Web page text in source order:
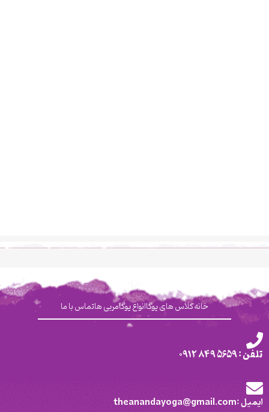
خانهکلاس های یوگاانواع یوگامربی هاتماس با ما
تلفن : 5659 849 0912
ایمیل :theanandayoga@gmail.com